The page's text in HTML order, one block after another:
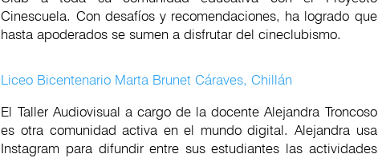
Cinescuela. Con desafíos y recomendaciones, ha logrado que
hasta apoderados se sumen a disfrutar del cineclubismo.
Liceo Bicentenario Marta Brunet Cáraves, Chillán
El Taller Audiovisual a cargo de la docente Alejandra Troncoso
es otra comunidad activa en el mundo digital. Alejandra usa
Instagram para difundir entre sus estudiantes las actividades